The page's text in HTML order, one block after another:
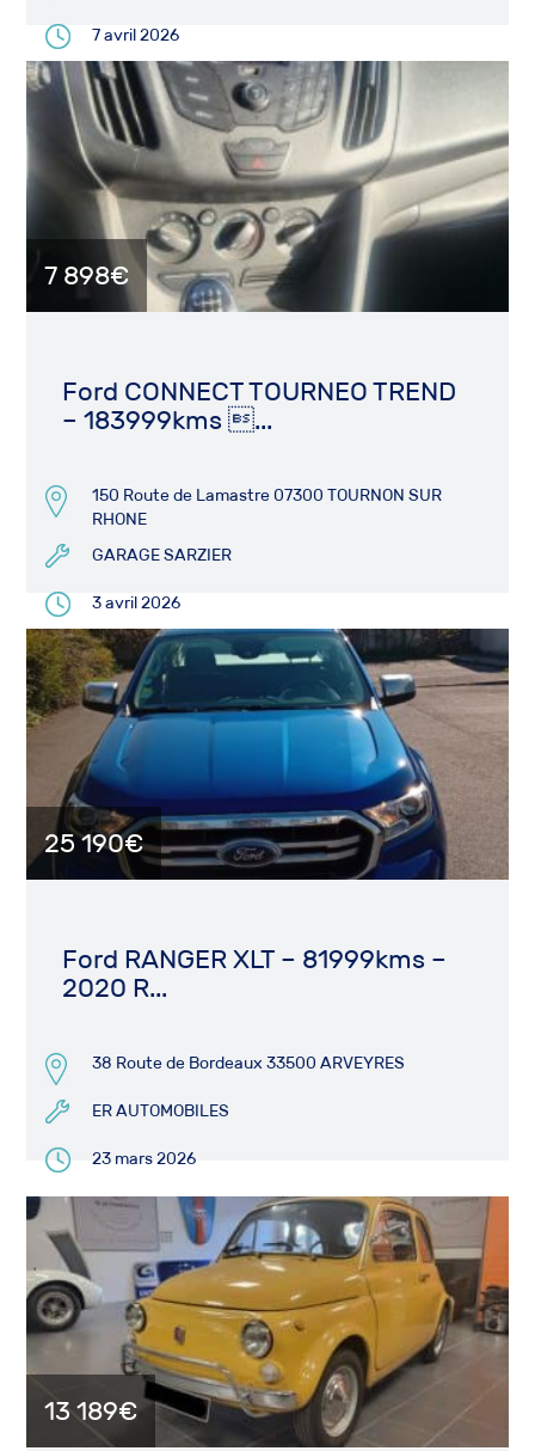
7 avril 2026
7 898€
Ford CONNECT TOURNEO TREND
– 183999kms ...
150 Route de Lamastre 07300 TOURNON SUR
RHONE
GARAGE SARZIER
3 avril 2026
25 190€
Ford RANGER XLT – 81999kms –
2020 R...
38 Route de Bordeaux 33500 ARVEYRES
ER AUTOMOBILES
23 mars 2026
13 189€